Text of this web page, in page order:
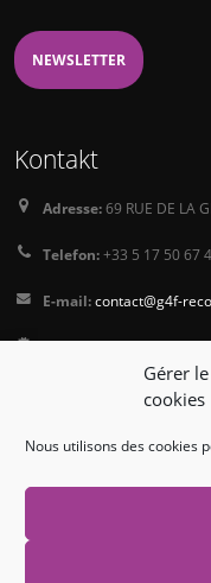
Gérer
cookies
Nous utilisons des cookies
NEWSLETTER
Kontakt
Adresse:69 RUE DE LA
Telefon:+33 5 17 50 67
E-mail:contact@g4f-
PressKit
Terms and Conditions of
Folgen Sie uns